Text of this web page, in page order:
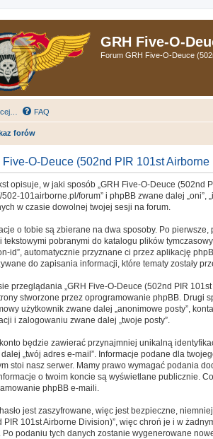
GRH Five-O-
Forum GRH Five-O-Deuce
FAQ
forów
Five-O-Deuce (502nd PIR 101st
opisuje, w jaki sposób „GRH Five-O-Deuce (502nd
502-101airborne.pl/forum” i phpBB zwane dalej „oni”,
w czasie dowolnej twojej sesji na forum.
o tobie są zbierane na dwa sposoby. Po
tekstowymi pobranymi do katalogu plików
id”, automatycznie przyznane ci przez aplikację
do zapisania informacji, które tematy zostały
przeglądania „GRH Five-O-Deuce (502nd PIR
stworzone przez oprogramowanie phpBB. Drugi
użytkownik zwane dalej „anonimowe posty”,
i zalogowaniu zwane dalej „twoje posty”.
będzie zawierać przynajmniej unikalną
„twój adres e-mail”. Informacje podane dla
stoi nasz serwer. Mamy prawo wymagać podania
o twoim koncie są wyświetlane publicznie.
phpBB e-maili.
jest zaszyfrowane, więc jest bezpieczne,
PIR 101st Airborne Division)”, więc chroń je i w
Po podaniu tych danych zostanie wygenerowane